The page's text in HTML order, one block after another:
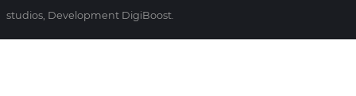
studios, Development DigiBoost.